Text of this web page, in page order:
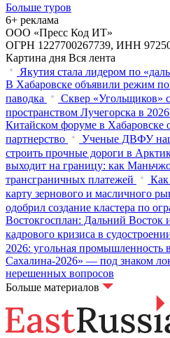
Больше туров
6+ реклама
ООО «Пресс Код ИТ»
ОГРН 1227700267739, ИНН
Картина дня Вся лента
Якутия стала лидером по
В Хабаровске объявили режим
паводка
Сквер «Угольщиков»
пространством Лучегорска в
Китайском форуме в Хабаровске
партнерство
Ученые ДВФУ
строить прочные дороги в
выходит на границу: как
трансграничных платежей
Как
карту зернового и масличного
одобрил создание кластера по
Востокгосплан: Дальний Восток
кадрового кризиса в
2026: угольная промышленность
Сахалина-2026» — под знаком
нерешенных вопросов
Больше материалов